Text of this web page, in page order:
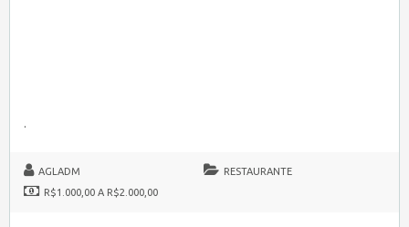
.
AGLADM
RESTAURANTE
R$1.000,00 A R$2.000,00